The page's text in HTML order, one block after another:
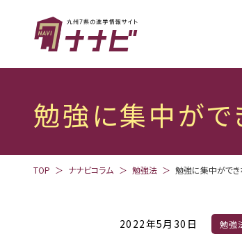
勉強に集中がで
TOP ナナビコラム 勉強法 勉強に集中ができ
2022年5月30日 勉強